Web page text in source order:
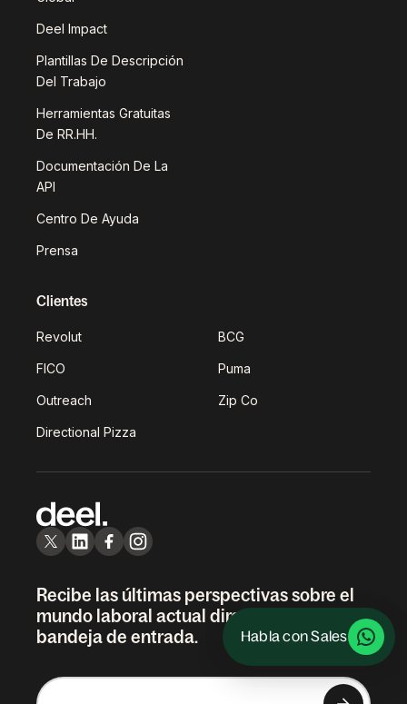
Habla con Sales
Deel Impact
Plantillas De Descripción
Del Trabajo
Herramientas Gratuitas
De RR.HH.
Documentación De La
API
Centro De Ayuda
Prensa
Clientes
Revolut BCG
FICO Puma
Outreach Zip Co
Directional Pizza
Recibe las últimas perspectivas sobre el
mundo laboral actual directamente en tu
bandeja de entrada.